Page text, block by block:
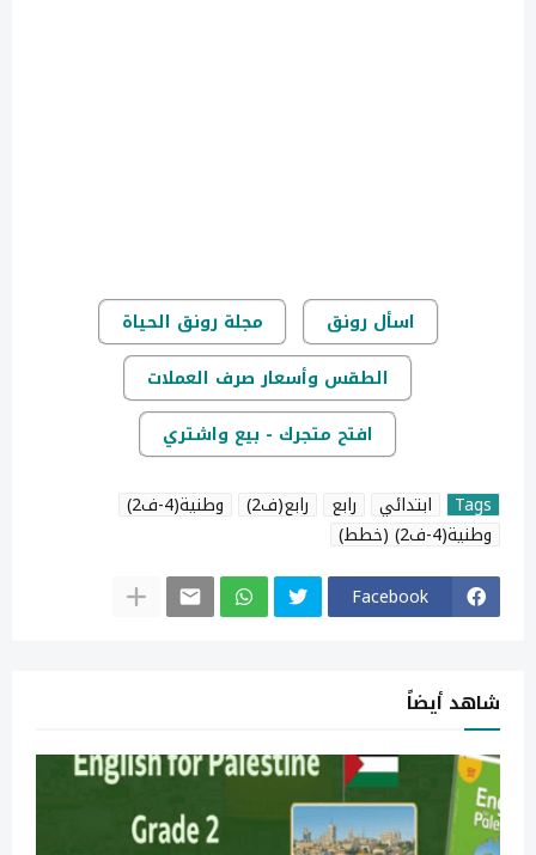
اسأل رونق
مجلة رونق الحياة
الطقس وأسعار صرف العملات
افتح متجرك - بيع واشتري
Tags ابتدائي رابع رابع(ف2)
وطنية(4-ف2)
وطنية(4-ف2) (خطط)
Facebook
شاهد أيضاً